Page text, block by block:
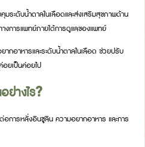
มระดับน้ำตาลในเลือดและส่งเสริมสุขภาพด้าน
งการแพทย์ภายใต้การดูแลของแพทย์
กอาหารและระดับน้ำตาลในเลือด ช่วยปรับ
ยเป็นค่อยไป
างไร?
หลั่งอินซูลิน ความอยากอาหาร และการ